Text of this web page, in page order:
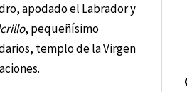
apodado el Labrador y
, pequeñísimo
templo de la Virgen